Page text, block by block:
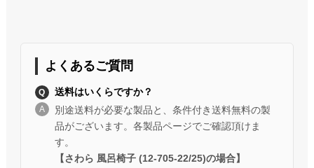
よくあるご質問
送料はいくらですか？
別途送料が必要な製品と、条件付き送料無料の製
品がございます。各製品ページでご確認頂けま
す。
【さわら 風呂椅子 (12-705-22/25)の場合】